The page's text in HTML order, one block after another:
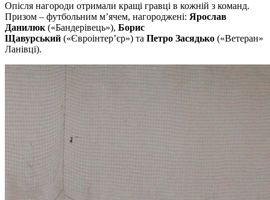
Опісля нагороди отримали кращі гравці в кожній з команд.
Призом – футбольним м’ячем, нагороджені: Ярослав
Данилюк («Бандерівець»), Борис
Щавурський («Євроінтер’єр») та Петро Засядько («Ветеран»
Ланівці).